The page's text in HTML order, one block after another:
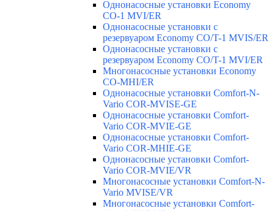
Однонасосные установки Economy
CO-1 MVI/ER
Однонасосные установки с
резервуаром Economy CO/T-1 MVIS/ER
Однонасосные установки с
резервуаром Economy CO/T-1 MVI/ER
Многонасосные установки Economy
CO-MHI/ER
Однонасосные установки Comfort-N-
Vario COR-MVISE-GE
Однонасосные установки Comfort-
Vario COR-MVIE-GE
Однонасосные установки Comfort-
Vario COR-MHIE-GE
Однонасосные установки Comfort-
Vario COR-MVIE/VR
Многонасосные установки Comfort-N-
Vario MVISE/VR
Многонасосные установки Comfort-